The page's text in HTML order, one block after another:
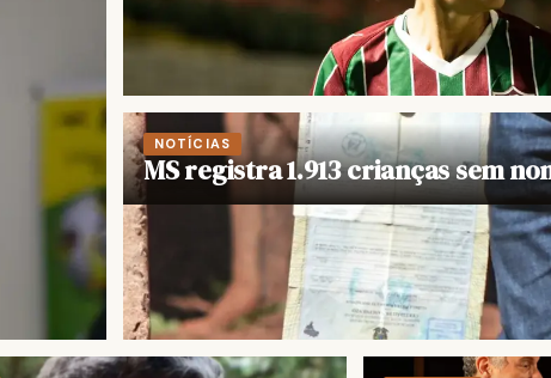
NOTÍCIAS
MS registra 1.913 crianças sem